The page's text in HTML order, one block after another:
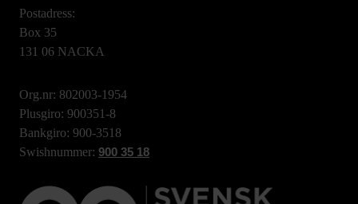
Postadress:
Box 35
131 06 NACKA
Org.nr: 802003-1954
Plusgiro: 900351-8
Bankgiro: 900-3518
Swishnummer: 900 35 18